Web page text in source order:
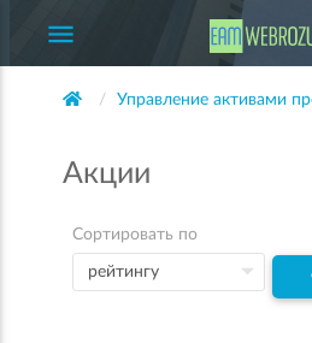
menu
Управление активами
Акции
Сортировать по